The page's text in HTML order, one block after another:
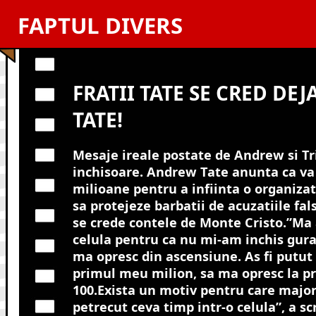
FAPTUL DIVERS
FRATII TATE SE CRED
TATE!
Mesaje ireale postate de Andrew si
inchisoare. Andrew Tate anunta ca va
milioane pentru a infiinta o
sa protejeze barbatii de acuzatiile
se crede contele de Monte Cristo.
celula pentru ca nu mi-am inchis
ma opresc din ascensiune. As fi putut
primul meu milion, sa ma opresc la
100.Exista un motiv pentru care
petrecut ceva timp intr-o celula”, a